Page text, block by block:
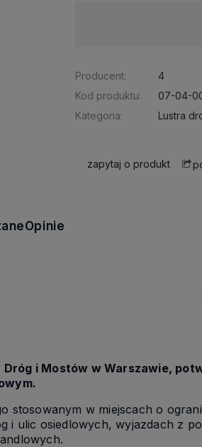
Producent:
4
Kod produktu:
07-04-
Kategoria:
Lustra
zapytaj o produkt
Opinie
i Mostów w Warszawie,
stosowanym w miejscach o
i ulic osiedlowych, wyjazdach z